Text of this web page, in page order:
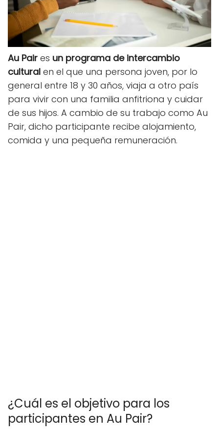
Au Pair es un programa de intercambio
cultural en el que una persona joven, por lo
general entre 18 y 30 años, viaja a otro país
para vivir con una familia anfitriona y cuidar
de sus hijos. A cambio de su trabajo como Au
Pair, dicho participante recibe alojamiento,
comida y una pequeña remuneración.
¿Cuál es el objetivo para los
participantes en Au Pair?